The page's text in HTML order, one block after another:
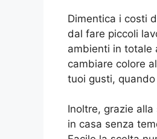
Dimentica i costi
dal fare piccoli
ambienti in totale
cambiare colore
tuoi gusti,
Inoltre, grazie
in casa senza